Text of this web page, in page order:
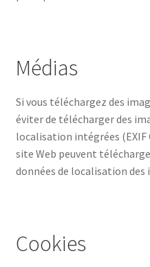
Médias
Si vous téléchargez des
éviter de télécharger des
localisation intégrées (EXIF
site Web peuvent
données de localisation des
Cookies